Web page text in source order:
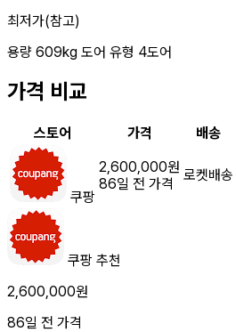
최저가(참고)
용량 609kg 도어 유형 4도어
가격 비교
스토어 가격 배송
쿠팡
2,600,000원
86일 전 가격
로켓배송
쿠팡 추천
2,600,000원
86일 전 가격